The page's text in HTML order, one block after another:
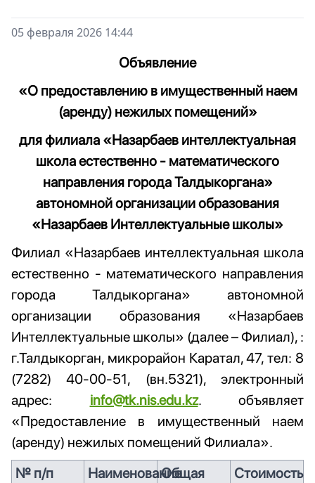
05 февраля 2026 14:44
Объявление
«О предоставлению в имущественный наем
(аренду) нежилых помещений»
для филиала «Назарбаев интеллектуальная
школа естественно - математического
направления города Талдыкоргана»
автономной организации образования
«Назарбаев Интеллектуальные школы»
Филиал «Назарбаев интеллектуальная школа
естественно - математического направления
города Талдыкоргана» автономной
организации образования «Назарбаев
Интеллектуальные школы» (далее – Филиал), :
г.Талдыкорган, микрорайон Каратал, 47, тел: 8
(7282) 40-00-51, (вн.5321), электронный
адрес: info@tk.nis.edu.kz. объявляет
«Предоставление в имущественный наем
(аренду) нежилых помещений Филиала».
№ п/п
НаименованиеОбщая
Стоимость